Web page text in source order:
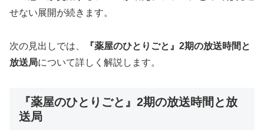
せない展開が続きます。
次の見出しでは、
『薬屋のひとりごと』2期の放送時間と
放送局について詳しく解説します。
『薬屋のひとりごと』2期の放送時間と放
送局